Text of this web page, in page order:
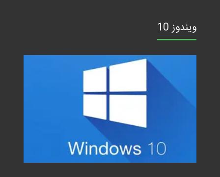
ویندوز 10